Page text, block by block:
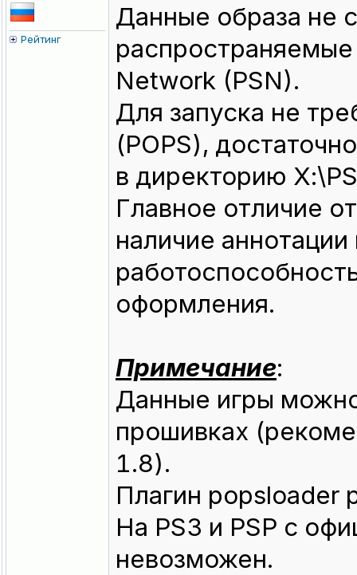
Рейтинг
Данные образа не
Network (PSN).
Для запуска не
(POPS),
в директорию
Главное отличие
наличие
оформления.
Примечание:
Данные игры
прошивках
1.8).
Плагин popsloader
На PS3 и PSP с
невозможен.